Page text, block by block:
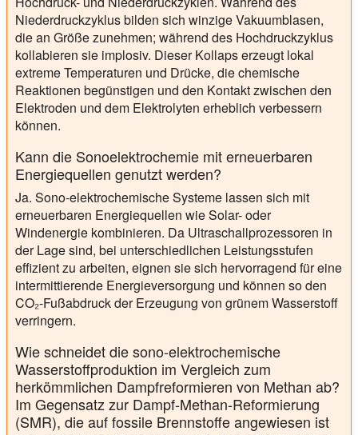
Niederdruckzyklus bilden sich winzige Vakuumblasen,
die an Größe zunehmen; während des Hochdruckzyklus
kollabieren sie implosiv. Dieser Kollaps erzeugt lokal
extreme Temperaturen und Drücke, die chemische
Reaktionen begünstigen und den Kontakt zwischen den
Elektroden und dem Elektrolyten erheblich verbessern
können.
Kann die Sonoelektrochemie mit erneuerbaren
Energiequellen genutzt werden?
Ja. Sono-elektrochemische Systeme lassen sich mit
erneuerbaren Energiequellen wie Solar- oder
Windenergie kombinieren. Da Ultraschallprozessoren in
der Lage sind, bei unterschiedlichen Leistungsstufen
effizient zu arbeiten, eignen sie sich hervorragend für eine
intermittierende Energieversorgung und können so den
CO₂-Fußabdruck der Erzeugung von grünem Wasserstoff
verringern.
Wie schneidet die sono-elektrochemische
Wasserstoffproduktion im Vergleich zum
herkömmlichen Dampfreformieren von Methan ab?
Im Gegensatz zur Dampf-Methan-Reformierung
(SMR), die auf fossile Brennstoffe angewiesen ist